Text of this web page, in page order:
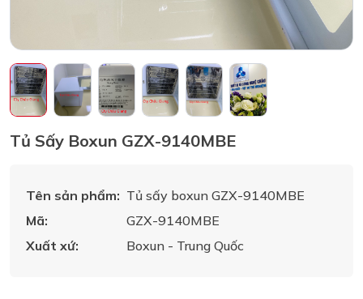
Tủ Sấy Boxun GZX-9140MBE
Tên sản phẩm: Tủ sấy boxun GZX-9140MBE
Mã:
GZX-9140MBE
Xuất xứ:
Boxun - Trung Quốc